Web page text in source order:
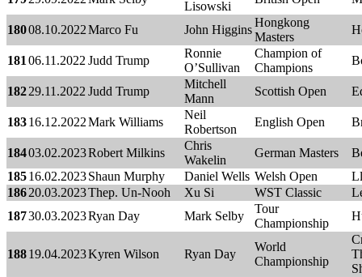
Lisowski
18008.10.2022Marco Fu John Higgins
Hongkong
Masters
181 06.11.2022 Judd Trump
Ronnie
O’Sullivan
Champion of
Champions
18229.11.2022 Judd Trump
Mitchell
Mann
Scottish Open
18316.12.2022Mark Williams
Neil
Robertson
English Open
18403.02.2023Robert Milkins
Chris
Wakelin
German Masters
18516.02.2023Shaun Murphy Daniel Wells Welsh Open
18620.03.2023Thep. Un-Nooh Xu Si WST Classic
18730.03.2023Ryan Day Mark Selby
Tour
Championship
18819.04.2023Kyren Wilson Ryan Day
World
Championship